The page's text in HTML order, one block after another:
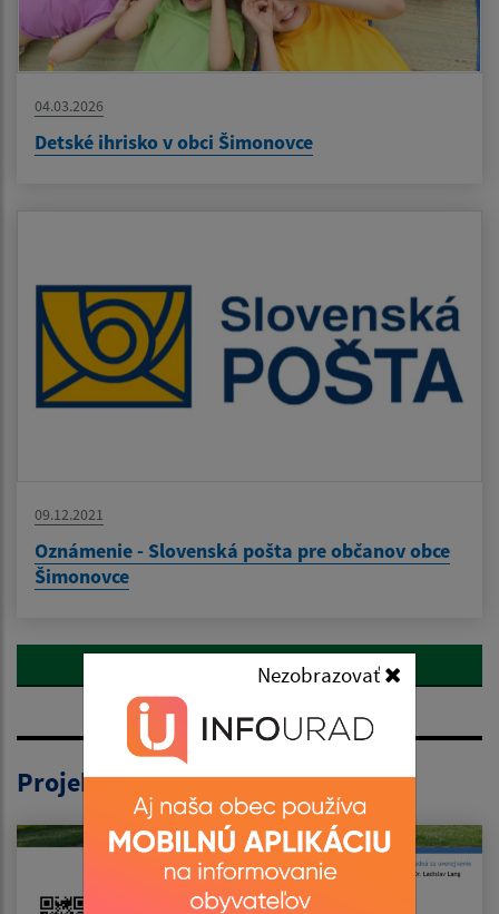
Nezobrazovať
04.03.2026
Detské ihrisko v obci Šimonovce
09.12.2021
Oznámenie - Slovenská pošta pre občanov obce
Šimonovce
Zobraziť všetky aktuality
Projekty